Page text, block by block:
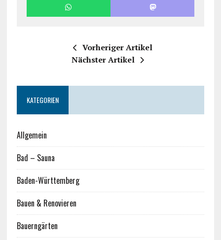
Vorheriger Artikel
Nächster Artikel
KATEGORIEN
Allgemein
Bad – Sauna
Baden-Württemberg
Bauen & Renovieren
Bauerngärten